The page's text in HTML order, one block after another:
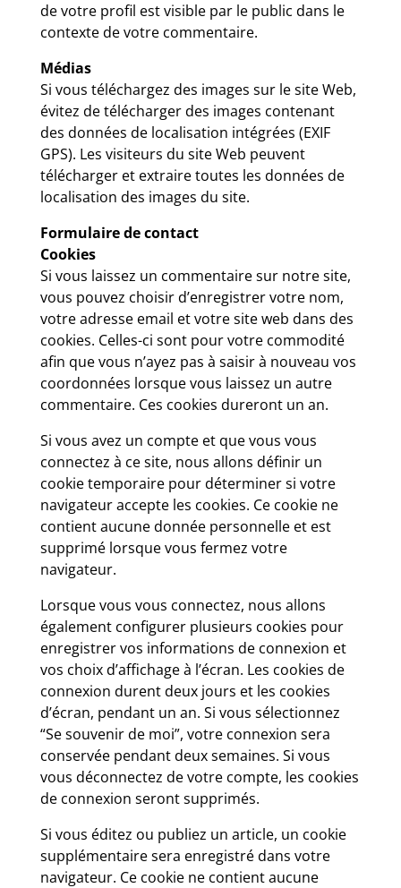
de votre profil est visible par le public dans le
contexte de votre commentaire.
Médias
Si vous téléchargez des images sur le site Web,
évitez de télécharger des images contenant
des données de localisation intégrées (EXIF
GPS). Les visiteurs du site Web peuvent
télécharger et extraire toutes les données de
localisation des images du site.
Formulaire de contact
Cookies
Si vous laissez un commentaire sur notre site,
vous pouvez choisir d’enregistrer votre nom,
votre adresse email et votre site web dans des
cookies. Celles-ci sont pour votre commodité
afin que vous n’ayez pas à saisir à nouveau vos
coordonnées lorsque vous laissez un autre
commentaire. Ces cookies dureront un an.
Si vous avez un compte et que vous vous
connectez à ce site, nous allons définir un
cookie temporaire pour déterminer si votre
navigateur accepte les cookies. Ce cookie ne
contient aucune donnée personnelle et est
supprimé lorsque vous fermez votre
navigateur.
Lorsque vous vous connectez, nous allons
également configurer plusieurs cookies pour
enregistrer vos informations de connexion et
vos choix d’affichage à l’écran. Les cookies de
connexion durent deux jours et les cookies
d’écran, pendant un an. Si vous sélectionnez
“Se souvenir de moi”, votre connexion sera
conservée pendant deux semaines. Si vous
vous déconnectez de votre compte, les cookies
de connexion seront supprimés.
Si vous éditez ou publiez un article, un cookie
supplémentaire sera enregistré dans votre
navigateur. Ce cookie ne contient aucune